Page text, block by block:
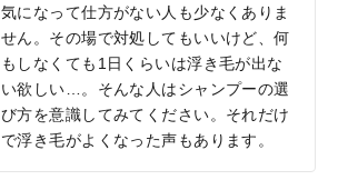
気になって仕方がない人も少なくありま
せん。その場で対処してもいいけど、何
もしなくても1日くらいは浮き毛が出な
い欲しい…。そんな人はシャンプーの選
び方を意識してみてください。それだけ
で浮き毛がよくなった声もあります。